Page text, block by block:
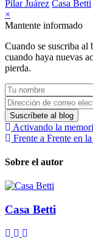
Pilar Juárez Casa Betti
×
Mantente informado
Cuando se suscriba
cuando haya nuevas
pierda.
Tu nombre
Dirección de correo
Suscríbete al blog
Activando la
Frente a Frente en
Sobre el autor
Casa Betti
Suscribirse a las
Cancelar la